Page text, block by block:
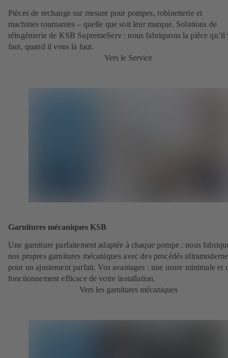
Pièces de rechange sur mesure pour pompes, robinetterie et
machines tournantes – quelle que soit leur marque. Solutions de
réingénierie de KSB SupremeServ : nous fabriquons la pièce qu’il
faut, quand il vous la faut.
Vers le Service
Garnitures mécaniques KSB
Une garniture parfaitement adaptée à chaque pompe : nous
nos propres garnitures mécaniques avec des procédés
pour un ajustement parfait. Vos avantages : une usure minimale et
fonctionnement efficace de votre installation.
Vers les garnitures mécaniques